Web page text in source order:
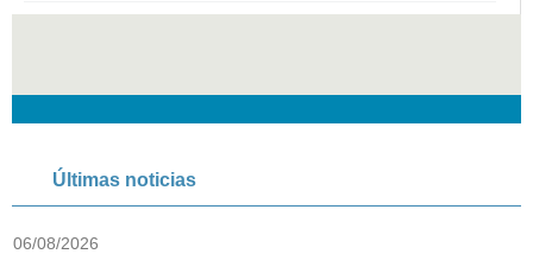
Últimas noticias
06/08/2026